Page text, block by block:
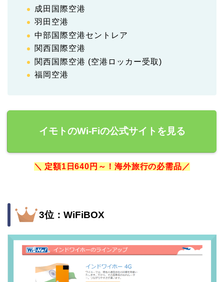
成田国際空港
羽田空港
中部国際空港セントレア
関西国際空港
関西国際空港 (空港ロッカー受取)
福岡空港
イモトのWi-Fiの公式サイトを見る
＼ 定額1日640円～！海外旅行の必需品／
3位：WiFiBOX